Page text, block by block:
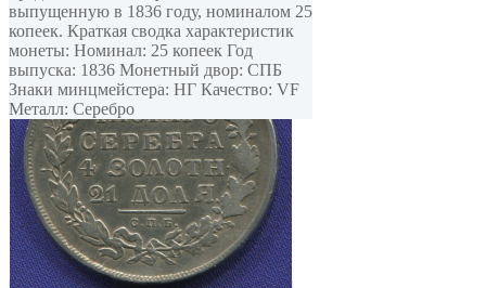
выпущенную в 1836 году, номиналом 25
копеек. Краткая сводка характеристик
монеты: Номинал: 25 копеек Год
выпуска: 1836 Монетный двор: СПБ
Знаки минцмейстера: НГ Качество: VF
Металл: Серебро